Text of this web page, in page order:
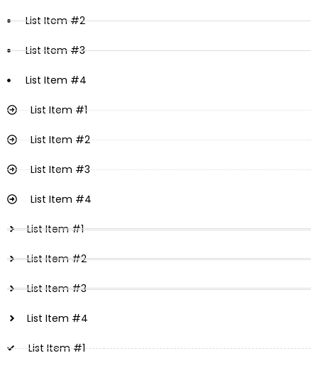
List Item #2
List Item #3
List Item #4
List Item #1
List Item #2
List Item #3
List Item #4
List Item #1
List Item #2
List Item #3
List Item #4
List Item #1